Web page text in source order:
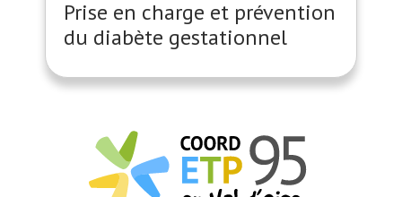
Prise en charge et prévention
du diabète gestationnel